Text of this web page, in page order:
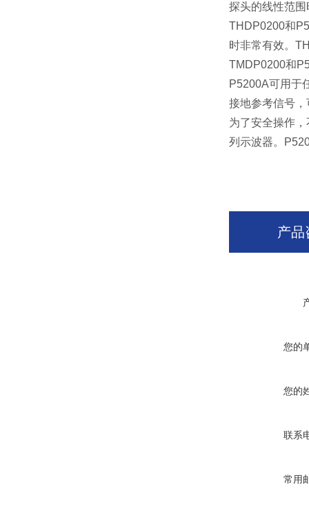
探头的线性范
THDP0200和
时非常有效。
TMDP0200和
P5200A可用于
接地参考信号
为了安全操作
列示波器。
产品
您的
您的
联系
常用